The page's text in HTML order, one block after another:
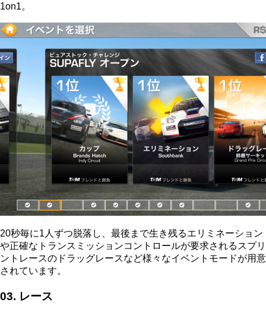
1on1。
20秒毎に1人ずつ脱落し、最後まで生き残るエリミネーション
や正確なトランスミッションコントロールが要求されるスプリ
ントレースのドラッグレースなど様々なイベントモードが用意
されています。
03. レース